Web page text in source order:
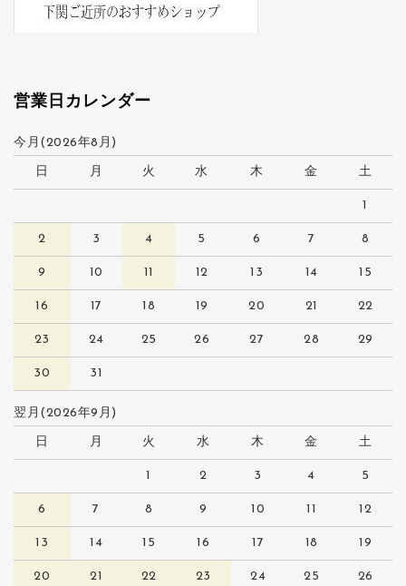
営業日カレンダー
今月(2026年8月)
日 月 火 水 木 金 土
1
2 3 4 5 6 7 8
9 10 11 12 13 14 15
16 17 18 19 20 21 22
23 24 25 26 27 28 29
30 31
翌月(2026年9月)
日 月 火 水 木 金 土
1 2 3 4 5
6 7 8 9 10 11 12
13 14 15 16 17 18 19
20 21 22 23 24 25 26